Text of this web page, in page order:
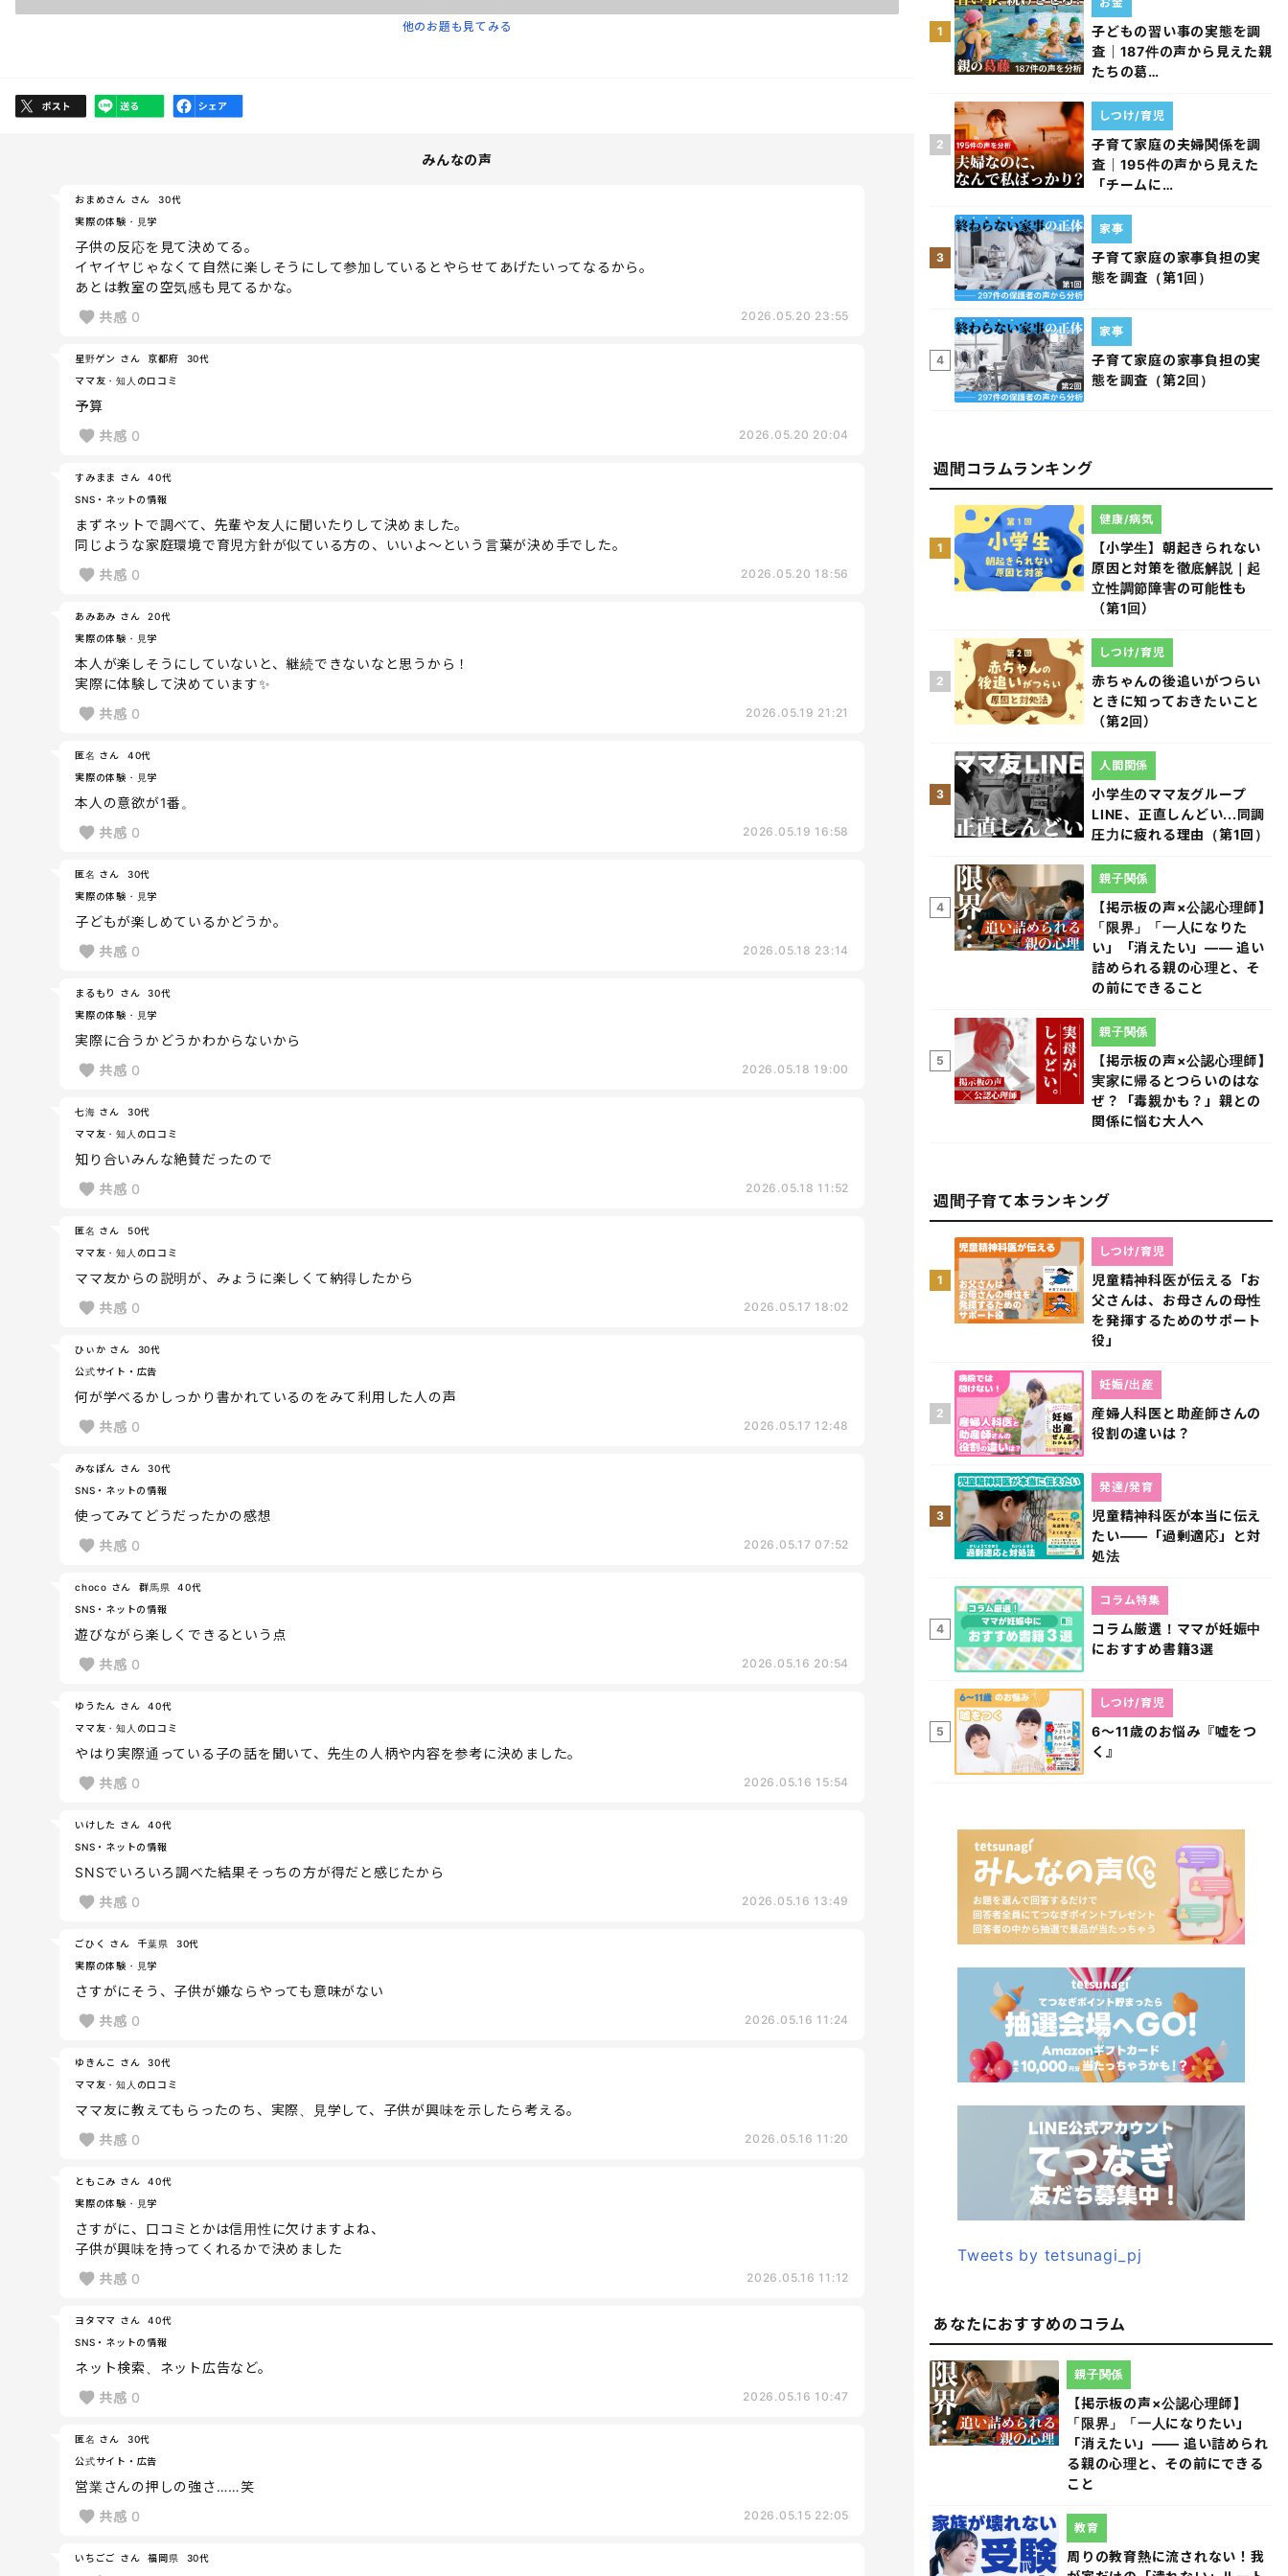
他のお題も見てみる
みんなの声
おまめさん さん
30代
実際の体験・見学
子供の反応を見て決めてる。
イヤイヤじゃなくて自然に楽しそうにして参加しているとやらせてあげたいってなるから。
あとは教室の空気感も見てるかな。
共感 0 2026.05.20 23:55
星野ゲン さん 京都府
30代
ママ友・知人の口コミ
予算
共感 0 2026.05.20 20:04
すみまま さん
40代
SNS・ネットの情報
まずネットで調べて、先輩や友人に聞いたりして決めました。
同じような家庭環境で育児方針が似ている方の、いいよ～という言葉が決め手でした。
共感 0 2026.05.20 18:56
あみあみ さん
20代
実際の体験・見学
本人が楽しそうにしていないと、継続できないなと思うから！
実際に体験して決めています✨
共感 0 2026.05.19 21:21
匿名 さん
40代
実際の体験・見学
本人の意欲が1番。
共感 0 2026.05.19 16:58
匿名 さん
30代
実際の体験・見学
子どもが楽しめているかどうか。
共感 0 2026.05.18 23:14
まるもり さん
30代
実際の体験・見学
実際に合うかどうかわからないから
共感 0 2026.05.18 19:00
七海 さん
30代
ママ友・知人の口コミ
知り合いみんな絶賛だったので
共感 0 2026.05.18 11:52
匿名 さん
50代
ママ友・知人の口コミ
ママ友からの説明が、みょうに楽しくて納得したから
共感 0 2026.05.17 18:02
ひぃか さん
30代
公式サイト・広告
何が学べるかしっかり書かれているのをみて利用した人の声
共感 0 2026.05.17 12:48
みなぽん さん
30代
SNS・ネットの情報
使ってみてどうだったかの感想
共感 0 2026.05.17 07:52
choco さん 群馬県
40代
SNS・ネットの情報
遊びながら楽しくできるという点
共感 0 2026.05.16 20:54
ゆうたん さん
40代
ママ友・知人の口コミ
やはり実際通っている子の話を聞いて、先生の人柄や内容を参考に決めました。
共感 0 2026.05.16 15:54
いけした さん
40代
SNS・ネットの情報
SNSでいろいろ調べた結果そっちの方が得だと感じたから
共感 0 2026.05.16 13:49
ごひく さん 千葉県
30代
実際の体験・見学
さすがにそう、子供が嫌ならやっても意味がない
共感 0 2026.05.16 11:24
ゆきんこ さん
30代
ママ友・知人の口コミ
ママ友に教えてもらったのち、実際、見学して、子供が興味を示したら考える。
共感 0 2026.05.16 11:20
ともこみ さん
40代
実際の体験・見学
さすがに、口コミとかは信用性に欠けますよね、
子供が興味を持ってくれるかで決めました
共感 0 2026.05.16 11:12
ヨタママ さん
40代
SNS・ネットの情報
ネット検索、ネット広告など。
共感 0 2026.05.16 10:47
匿名 さん
30代
公式サイト・広告
営業さんの押しの強さ……笑
共感 0 2026.05.15 22:05
いちごご さん 福岡県
30代
1
子どもの習い事の実態を調
査｜187件の声から見えた親
たちの葛…
2
子育て家庭の夫婦関係を調
査｜195件の声から見えた
「チームに…
しつけ/育児
3
子育て家庭の家事負担の実
態を調査（第1回）
家事
4
子育て家庭の家事負担の実
態を調査（第2回）
家事
週間コラムランキング
1
【小学生】朝起きられない
原因と対策を徹底解説｜起
立性調節障害の可能性も
（第1回）
健康/病気
2
赤ちゃんの後追いがつらい
ときに知っておきたいこと
（第2回）
しつけ/育児
3
小学生のママ友グループ
LINE、正直しんどい...同調
圧力に疲れる理由（第1回）
人間関係
4
【掲示板の声×公認心理師】
「限界」「一人になりた
い」「消えたい」―― 追い
詰められる親の心理と、そ
の前にできること
親子関係
5
【掲示板の声×公認心理師】
実家に帰るとつらいのはな
ぜ？「毒親かも？」親との
関係に悩む大人へ
親子関係
週間子育て本ランキング
1
児童精神科医が伝える「お
父さんは、お母さんの母性
を発揮するためのサポート
役」
しつけ/育児
2
産婦人科医と助産師さんの
役割の違いは？
妊娠/出産
3
児童精神科医が本当に伝え
たい――「過剰適応」と対
処法
発達/発育
4
コラム厳選！ママが妊娠中
におすすめ書籍3選
コラム特集
5
6～11歳のお悩み『嘘をつ
く』
しつけ/育児
Tweets by tetsunagi_pj
あなたにおすすめのコラム
【掲示板の声×公認心理師】
「限界」「一人になりたい」
「消えたい」―― 追い詰められ
る親の心理と、その前にできる
こと
親子関係
周りの教育熱に流されない！我
教育